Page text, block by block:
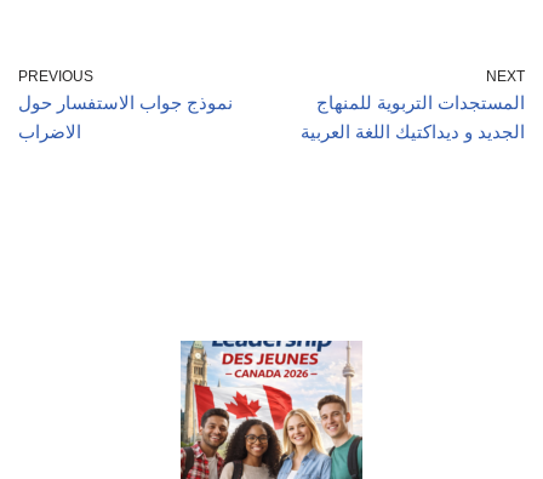
PREVIOUS
نموذج جواب الاستفسار حول
الاضراب
NEXT
المستجدات التربوية للمنهاج
الجديد و ديداكتيك اللغة العربية